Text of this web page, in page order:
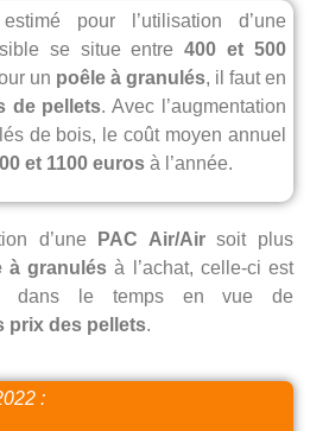
pour l’utilisation d’une
se situe entre400 et 500
un poêle à granulés, il faut en
de pellets. Avec l’augmentation
de bois, le coût moyen annuel
et 1100 euros à l’année.
d’une PAC Air/Airsoit plus
à granulés à l’achat, celle-ci est
dans le temps en vue de
prix des pellets.
: